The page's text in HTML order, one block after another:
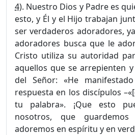
4). Nuestro Dios y Padre es
esto, y Él y el Hijo trabajan
ser verdaderos adoradores,
adoradores busca que le
Cristo utiliza su autoridad
aquellos que se arrepienten
del Señor: «He
respuesta en los discí­pulos
tu palabra». ¡Que esto
nosotros, que
adoremos en espíritu y en